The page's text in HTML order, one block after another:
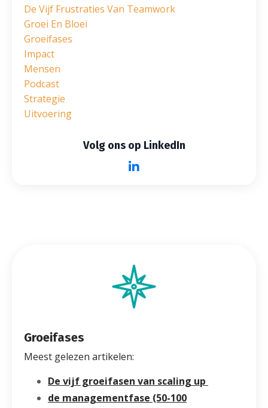
De Vijf Frustraties Van Teamwork
Groei En Bloei
Groeifases
Impact
Mensen
Podcast
Strategie
Uitvoering
Volg ons op LinkedIn
Groeifases
Meest gelezen artikelen:
De vijf groeifasen van scaling up
de managementfase (50-100